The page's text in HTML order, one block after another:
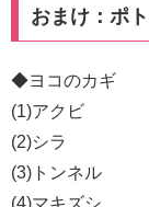
おまけ：ポ
◆ヨコのカギ
(1)アクビ
(2)シラ
(3)トンネル